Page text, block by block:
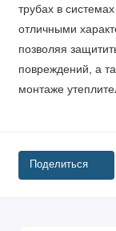
трубах в
отличными
позволяя
повреждений, а
монтаже
Поделиться